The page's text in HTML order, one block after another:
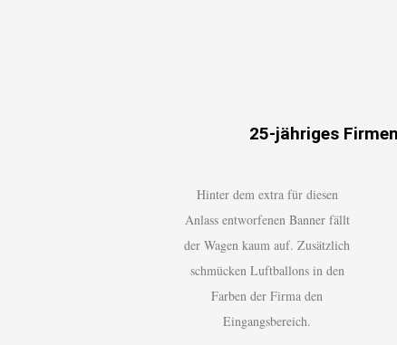
25-jähriges
Hinter dem extra für diesen
Anlass entworfenen Banner fällt
der Wagen kaum auf. Zusätzlich
schmücken Luftballons in den
Farben der Firma den
Eingangsbereich.